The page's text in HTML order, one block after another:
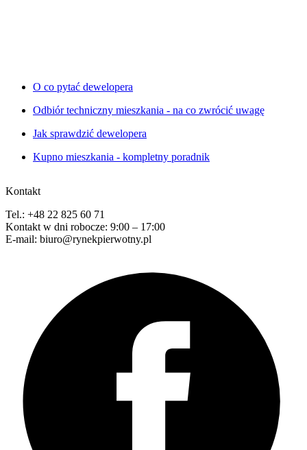
O co pytać dewelopera
Odbiór techniczny mieszkania - na co zwrócić uwagę
Jak sprawdzić dewelopera
Kupno mieszkania - kompletny poradnik
Kontakt
Tel.: +48 22 825 60 71
Kontakt w dni robocze: 9:00 – 17:00
E-mail: biuro@rynekpierwotny.pl